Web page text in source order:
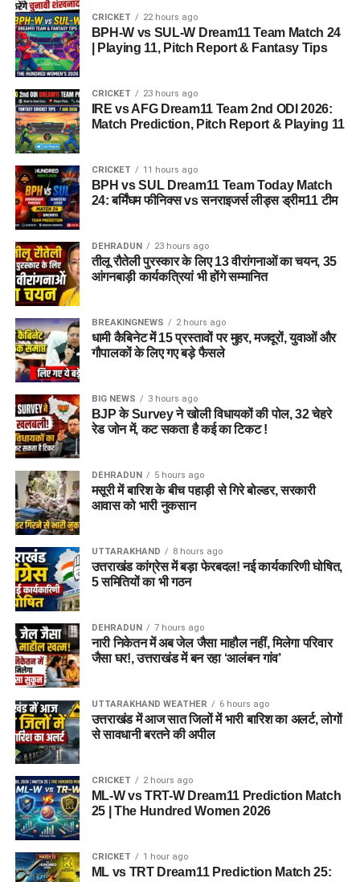
CRICKET 22 hours ago
BPH-W vs SUL-W Dream11 Team Match 24
| Playing 11, Pitch Report & Fantasy Tips
CRICKET 23 hours ago
IRE vs AFG Dream11 Team 2nd ODI 2026:
Match Prediction, Pitch Report & Playing 11
CRICKET 11 hours ago
BPH vs SUL Dream11 Team Today Match
24: बर्मिंघम फीनिक्स vs सनराइजर्स लीड्स ड्रीम11 टीम
DEHRADUN 23 hours ago
तीलू रौतेली पुरस्कार के लिए 13 वीरांगनाओं का चयन, 35
आंगनबाड़ी कार्यकत्रियां भी होंगे सम्मानित
BREAKINGNEWS 2 hours ago
धामी कैबिनेट में 15 प्रस्तावों पर मुहर, मजदूरों, युवाओं और
गौपालकों के लिए गए बड़े फैसले
BIG NEWS 3 hours ago
BJP के Survey ने खोली विधायकों की पोल, 32 चेहरे
रेड जोन में, कट सकता है कई का टिकट !
DEHRADUN 5 hours ago
मसूरी में बारिश के बीच पहाड़ी से गिरे बोल्डर, सरकारी
आवास को भारी नुकसान
UTTARAKHAND 8 hours ago
उत्तराखंड कांग्रेस में बड़ा फेरबदल! नई कार्यकारिणी घोषित,
5 समितियों का भी गठन
DEHRADUN 7 hours ago
नारी निकेतन में अब जेल जैसा माहौल नहीं, मिलेगा परिवार
जैसा घर!, उत्तराखंड में बन रहा ‘आलंबन गांव’
UTTARAKHAND WEATHER 6 hours ago
उत्तराखंड में आज सात जिलों में भारी बारिश का अलर्ट, लोगों
से सावधानी बरतने की अपील
CRICKET 2 hours ago
ML-W vs TRT-W Dream11 Prediction Match
25 | The Hundred Women 2026
CRICKET 1 hour ago
ML vs TRT Dream11 Prediction Match 25: